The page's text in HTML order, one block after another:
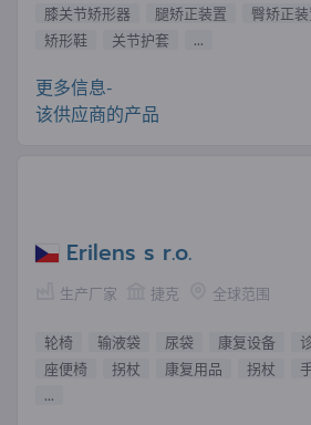
膝关节矫形器
腿矫正装置 臀矫正装
矫形鞋
关节护套 ...
更多信息-
该供应商的产品
Erilens s r.o.
生产厂家 捷克 全球范围
轮椅 输液袋 尿袋 康复设备
座便椅
拐杖 康复用品 拐杖
...